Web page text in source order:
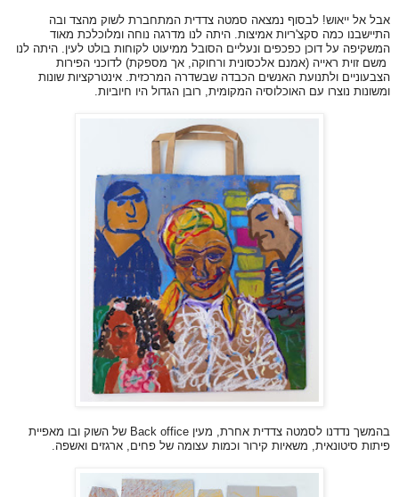
אבל אל ייאוש! לבסוף נמצאה סמטה צדדית המתחברת לשוק מהצד ובה
התיישבנו כמה סקצ'ריות אמיצות. היתה לנו מדרגה נוחה ומלוכלכת מאוד
המשקיפה על דוכן כפכפים ונעליים הסובל ממיעוט לקוחות בולט לעין. היתה לנו
משם זוית ראייה (אמנם אלכסונית ורחוקה, אך מספקת) לדוכני הפירות
הצבעוניים ולתנועת האנשים הכבדה שבשדרה המרכזית. אינטרקציות שונות
ומשונות נוצרו עם האוכלוסיה המקומית, רובן הגדול היו חיוביות.
בהמשך נדדנו לסמטה צדדית אחרת, מעין Back office של השוק ובו מאפיית
פיתות סיטונאית, משאיות קירור וכמות עצומה של פחים, ארגזים ואשפה.